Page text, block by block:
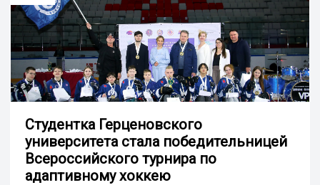
Студентка Герценовского
университета стала победительницей
Всероссийского турнира по
адаптивному хоккею